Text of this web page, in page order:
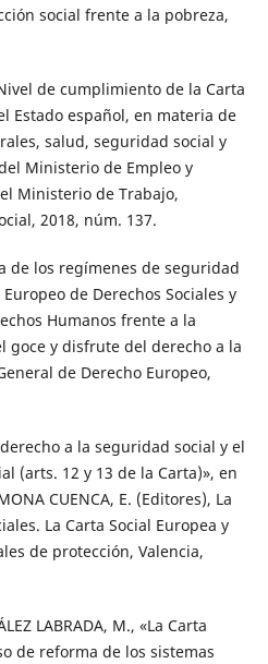
social frente a la pobreza,
de cumplimiento de la Carta
Estado español, en materia de
salud, seguridad social y
Ministerio de Empleo y
Ministerio de Trabajo,
2018, núm. 137.
de los regímenes de seguridad
de Derechos Sociales y
Humanos frente a la
goce y disfrute del derecho a la
de Derecho Europeo,
derecho a la seguridad social y el
(arts. 12 y 13 de la Carta)», en
CUENCA, E. (Editores), La
La Carta Social Europea y
de protección, Valencia,
LABRADA, M., «La Carta
de reforma de los sistemas